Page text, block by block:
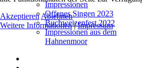
Impressionen
Offenes Singen 2023
Buchweizenfest 2022
Impressionen aus dem
Hahnenmoor
Akzeptieren Ablehnen
Weitere Informationen|Impressum